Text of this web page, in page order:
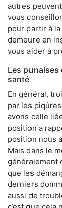
autres
vous
pour partir à
demeure en
vous aider à
Les punaises
santé
En général,
par les
avons celle
position a
position nous
Mais dans le
généralement
que les
derniers
aussi de